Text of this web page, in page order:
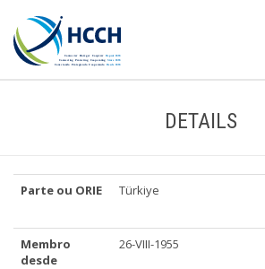
DETAILS
Parte ou ORIE Türkiye
Membro
desde
26-VIII-1955